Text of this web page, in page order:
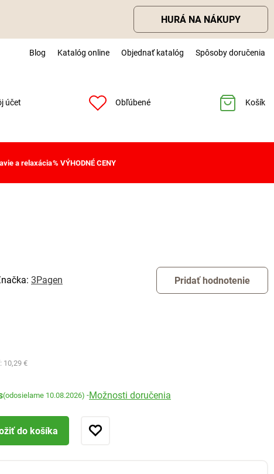
HURÁ NA NÁKUPY
Blog Katalóg online Objednať katalóg Spôsoby doručenia
účet Obľúbené Košík
a relaxácia% VÝHODNÉ CENY
3Pagen Pridať hodnotenie
10,29 €
(odosielame 10.08.2026) -Možnosti doručenia
do košíka